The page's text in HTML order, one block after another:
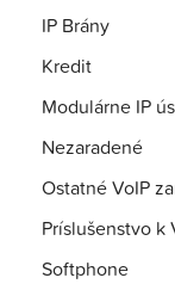
IP Brány
Kredit
Modulárne IP
Nezaradené
Ostatné VoIP
Príslušenstvo k
Softphone